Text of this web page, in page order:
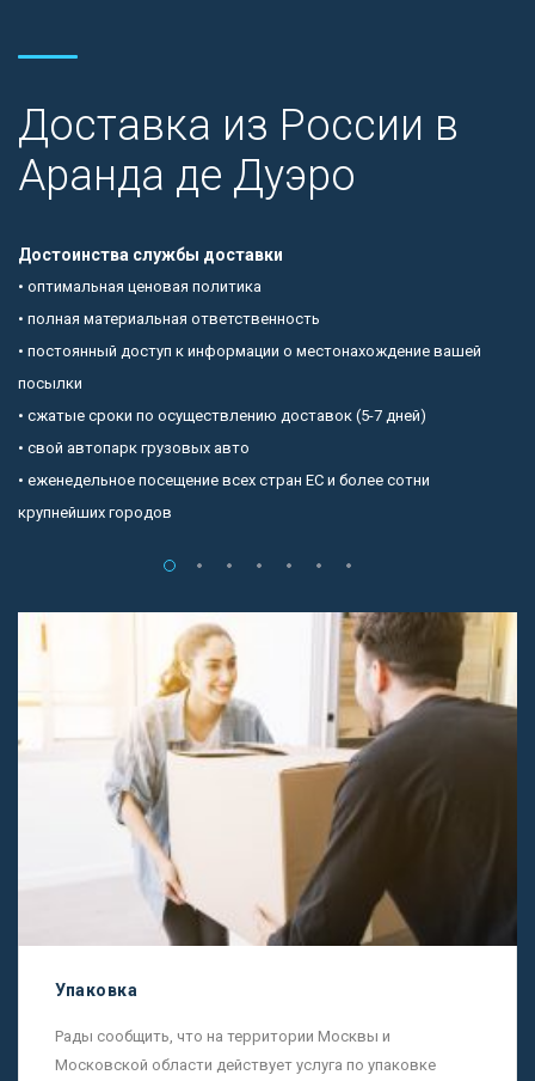
Доставка из России в
Аранда де Дуэро
Достоинства службы доставки
• оптимальная ценовая политика
• полная материальная ответственность
• постоянный доступ к информации о местонахождение вашей
посылки
• сжатые сроки по осуществлению доставок (5-7 дней)
• свой автопарк грузовых авто
• еженедельное посещение всех стран ЕС и более сотни
крупнейших городов
Упаковка
Рады сообщить, что на территории Москвы и
Московской области действует услуга по упаковке